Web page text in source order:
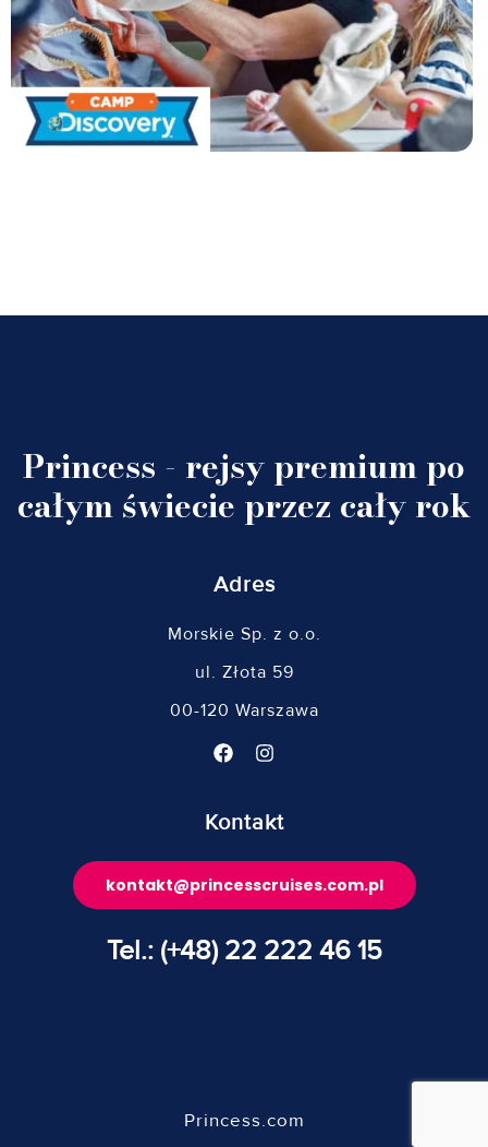
Princess - rejsy premium po
całym świecie przez cały rok
Adres
Morskie Sp. z o.o.
ul. Złota 59
00-120 Warszawa
Kontakt
kontakt@princesscruises.com.pl
Tel.: (+48) 22 222 46 15
Princess.com